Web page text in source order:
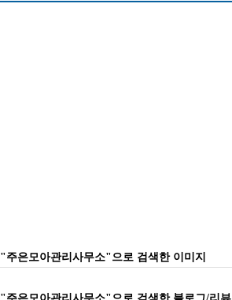
"주은모아관리사무소"으로 검색한 이미지